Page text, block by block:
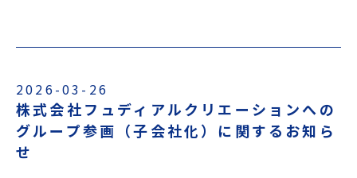
2026-03-26
株式会社フュディアルクリエーションへの
グループ参画（子会社化）に関するお知ら
せ